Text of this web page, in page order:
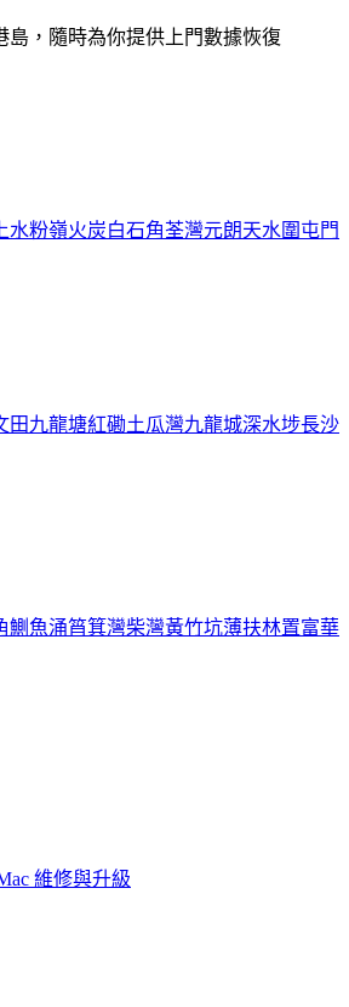
島，隨時為你提供上門數據恢復
上水粉嶺火炭白石角荃灣元朗天水圍 屯門
田九龍塘紅磡土瓜灣九龍城深水埗長沙
鰂魚涌筲箕灣柴灣黃竹坑薄扶林置富華
維修與升級